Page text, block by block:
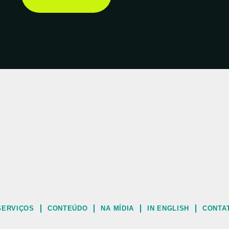
CONTEÚDO NA MÍDIA IN ENGLISH